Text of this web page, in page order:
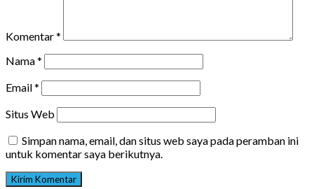
Komentar*
Nama*
Email*
Situs Web
Simpan nama, email, dan situs web saya pada peramban ini
untuk komentar saya berikutnya.